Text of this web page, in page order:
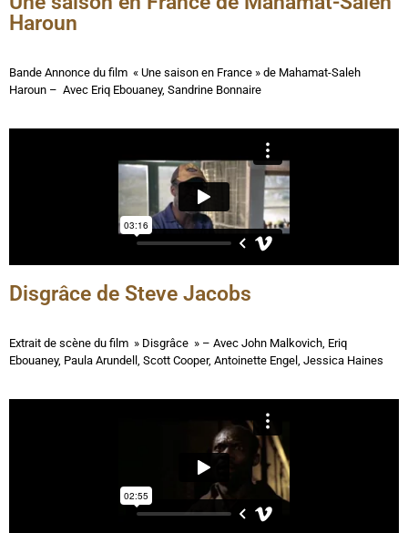
Haroun
Bande Annonce du film « Une saison en France » de Mahamat-Saleh
Haroun – Avec Eriq Ebouaney, Sandrine Bonnaire
Disgrâce de Steve Jacobs
Extrait de scène du film » Disgrâce » – Avec John Malkovich, Eriq
Ebouaney, Paula Arundell, Scott Cooper, Antoinette Engel, Jessica Haines